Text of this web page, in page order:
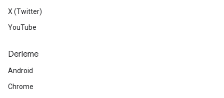
X (Twitter)
YouTube
Derleme
Android
Chrome